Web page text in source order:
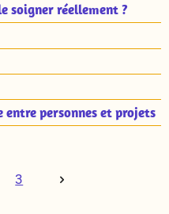
soigner réellement ?
entre personnes et projets
3